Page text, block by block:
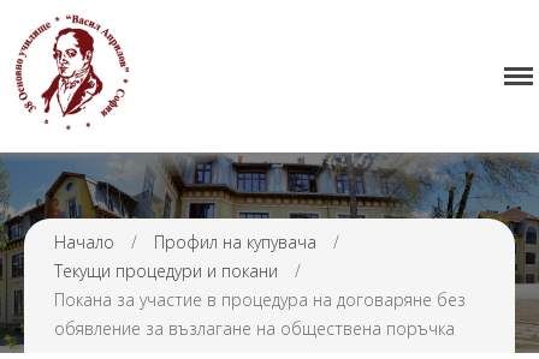
Нормативна уредба
Прием
Проекти и дейности
Седмично разписание
Галерия
Начало / Профил на купувача
/
Tекущи процедури и покани
/
Покана за участие в процедура на договаряне без
обявление за възлагане на обществена поръчка